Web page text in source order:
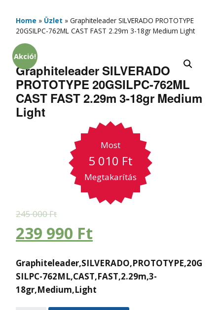
Home » Üzlet » Graphiteleader SILVERADO PROTOTYPE
20GSILPC-762ML CAST FAST 2.29m 3-18gr Medium Light
Akció!
Graphiteleader SILVERADO
PROTOTYPE 20GSILPC-762ML
CAST FAST 2.29m 3-18gr Medium
Light
Most
5 010 Ft
Megtakarítás
245 000Ft
239 990 Ft
Graphiteleader,SILVERADO,PROTOTYPE,20G
SILPC-762ML,CAST,FAST,2.29m,3-
18gr,Medium,Light